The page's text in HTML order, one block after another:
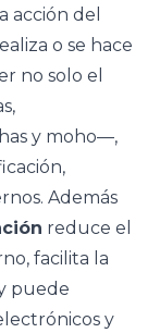
acción del
o se hace
no solo el
y moho—,
Además
reduce el
facilita la
puede
y